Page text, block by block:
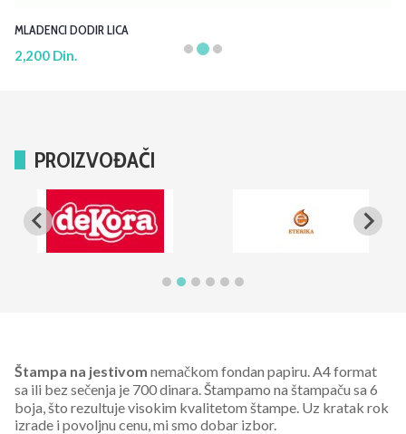
MLADENCI DODIR LICA
2,200 Din.
PROIZVOĐAČI
Štampa na jestivom nemačkom fondan papiru. A4 format
sa ili bez sečenja je 700 dinara. Štampamo na štampaču sa 6
boja, što rezultuje visokim kvalitetom štampe. Uz kratak rok
izrade i povoljnu cenu, mi smo dobar izbor.